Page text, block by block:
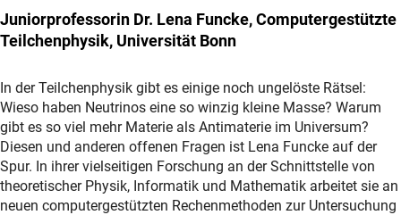
Juniorprofessorin Dr. Lena Funcke, Computergestützte
Teilchenphysik, Universität Bonn
In der Teilchenphysik gibt es einige noch ungelöste Rätsel:
Wieso haben Neutrinos eine so winzig kleine Masse? Warum
gibt es so viel mehr Materie als Antimaterie im Universum?
Diesen und anderen offenen Fragen ist Lena Funcke auf der
Spur. In ihrer vielseitigen Forschung an der Schnittstelle von
theoretischer Physik, Informatik und Mathematik arbeitet sie an
neuen computergestützten Rechenmethoden zur Untersuchung